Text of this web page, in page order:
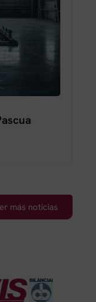
más noticias